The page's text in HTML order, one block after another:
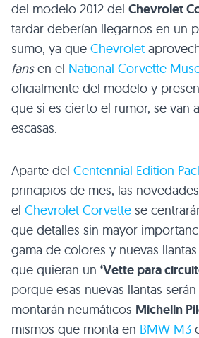
del modelo 2012 del Chevrolet
tardar deberían llegarnos en un
sumo, ya que Chevrolet
fansen el National Corvette
oficialmente del modelo y
que si es cierto el rumor, se van
escasas.
Aparte del Centennial Edition
principios de mes, las
el Chevrolet Corvette se
que detalles sin mayor
gama de colores y nuevas
que quieran un ‘Vette para
porque esas nuevas llantas
montarán neumáticos Michelin
mismos que monta en BMW M3